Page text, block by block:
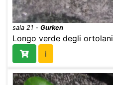
sala 21 - Gurken
Longo verde degli ortolani
i